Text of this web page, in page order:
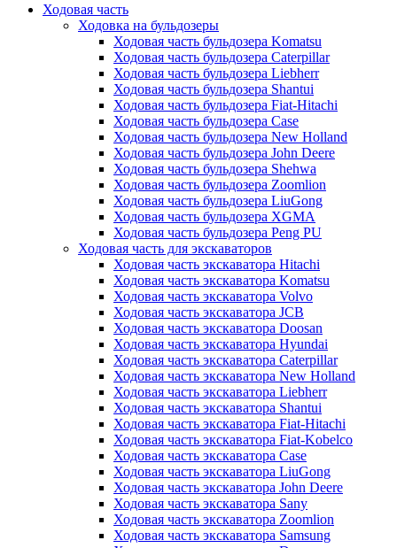
Ходовая часть
Ходовка на бульдозеры
Ходовая часть бульдозера Komatsu
Ходовая часть бульдозера Caterpillar
Ходовая часть бульдозера Liebherr
Ходовая часть бульдозера Shantui
Ходовая часть бульдозера Fiat-Hitachi
Ходовая часть бульдозера Case
Ходовая часть бульдозера New Holland
Ходовая часть бульдозера John Deere
Ходовая часть бульдозера Shehwa
Ходовая часть бульдозера Zoomlion
Ходовая часть бульдозера LiuGong
Ходовая часть бульдозера XGMA
Ходовая часть бульдозера Peng PU
Ходовая часть для экскаваторов
Ходовая часть экскаватора Hitachi
Ходовая часть экскаватора Komatsu
Ходовая часть экскаватора Volvo
Ходовая часть экскаватора JCB
Ходовая часть экскаватора Doosan
Ходовая часть экскаватора Hyundai
Ходовая часть экскаватора Caterpillar
Ходовая часть экскаватора New Holland
Ходовая часть экскаватора Liebherr
Ходовая часть экскаватора Shantui
Ходовая часть экскаватора Fiat-Hitachi
Ходовая часть экскаватора Fiat-Kobelco
Ходовая часть экскаватора Case
Ходовая часть экскаватора LiuGong
Ходовая часть экскаватора John Deere
Ходовая часть экскаватора Sany
Ходовая часть экскаватора Zoomlion
Ходовая часть экскаватора Samsung